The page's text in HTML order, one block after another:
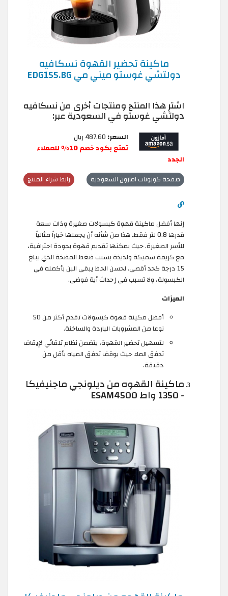
ماكينة تحضير القهوة نسكافيه
دولتشي غوستو ميني مي EDG155.BG
اشترِ هذا المنتج ومنتجات أخرى من نسكافيه
دولتشي غوستو في السعودية عبر:
السعر:
تمتع بكود خصم 10% للعملاء
الجدد
رابط شراء المنتج صفحة كوبونات امازون السعودية
إنها أفضل ماكينة قهوة كبسولات صغيرة وذات سعة
قدرها 0.8 لتر فقط. هذا من شأنه أن يجعلها خياراً مثالياً
للأسر الصغيرة. حيث يمكنها تقديم قهوة بجودة احترافية،
مع كريمة سميكة ولذيذة بسبب ضغط المضخة الذي يبلغ
15 درجة كحد أقصى. لحسن الحظ يبقى البن بأكمله في
الكبسولة، ولا تسبب في إحداث أية فوضى.
الميزات
أفضل مكينة قهوة كبسولات تقدم أكثر من 50
نوعا من المشروبات الباردة والساخنة.
لتسهيل تحضير القهوة، يتضمن نظام تلقائي لإيقاف
تدفق الماء حيث يوقف تدفق المياه بأقل من
دقيقة.
ماكينة القهوه من ديلونجي ماجنيفيكا
- 1350 واط ESAM4500